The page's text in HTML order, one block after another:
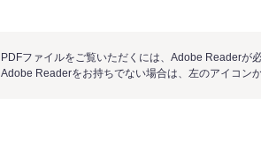
PDFファイルをご覧いただくには、Adobe Readerが必
Adobe Readerをお持ちでない場合は、左のアイコン